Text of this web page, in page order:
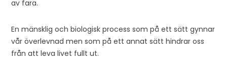
av fara.
En mänsklig och biologisk process som på ett sätt gynnar
vår överlevnad men som på ett annat sätt hindrar oss
från att leva livet fullt ut.